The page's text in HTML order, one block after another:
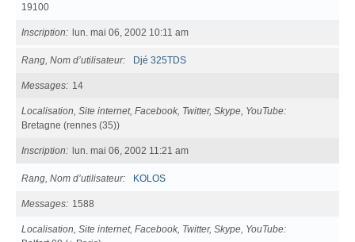
19100
Inscription lun. mai 06, 2002 10:11 am
Rang, Nom d’utilisateur Djé 325TDS
Messages 14
Localisation, Site internet, Facebook, Twitter, Skype, YouTube
Bretagne (rennes (35))
Inscription lun. mai 06, 2002 11:21 am
Rang, Nom d’utilisateur KOLOS
Messages 1588
Localisation, Site internet, Facebook, Twitter, Skype, YouTube